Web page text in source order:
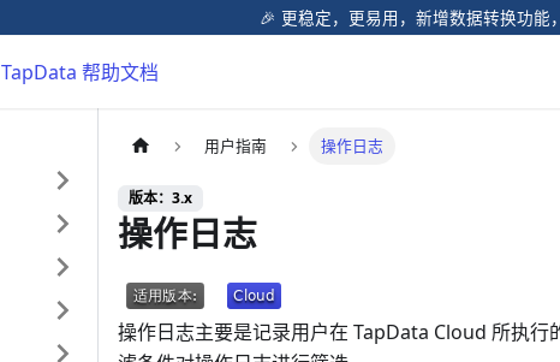
🎉️ 更稳定，更易用，新增数据转换功能
TapData 帮助文档
用户指南 操作日志
版本：3.x
操作日志
操作日志主要是记录用户在 TapData Cloud 所执